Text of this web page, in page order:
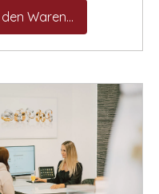
den Warenkorb